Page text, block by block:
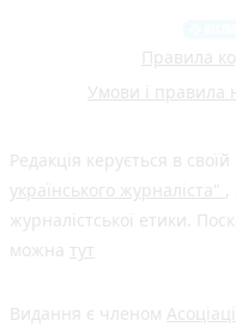
Правила
Умови і правила
Редакція керується в своїй
українського журналіста" ,
журналістської етики.
можна тут
Видання є членом